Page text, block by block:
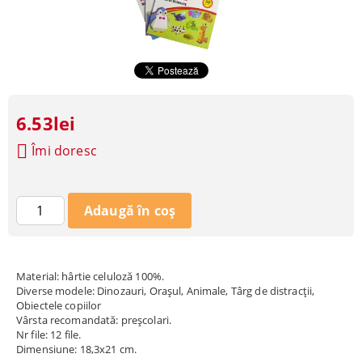
Material: hârtie celuloză 100%.
Diverse modele: Dinozauri, Orașul, Animale, Târg de distracții,
Obiectele copiilor
Vârsta recomandată: preșcolari.
Nr file: 12 file.
Dimensiune: 18,3x21 cm.
6.53lei
Îmi doresc